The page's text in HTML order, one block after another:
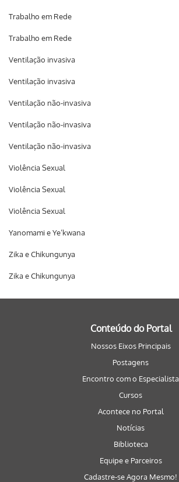
Trabalho em Rede
Trabalho em Rede
Ventilação invasiva
Ventilação invasiva
Ventilação não-invasiva
Ventilação não-invasiva
Ventilação não-invasiva
Violência Sexual
Violência Sexual
Violência Sexual
Yanomami e Ye’kwana
Zika e Chikungunya
Zika e Chikungunya
Conteúdo do Portal
Nossos Eixos Principais
Postagens
Encontro com o Especialista
Cursos
Acontece no Portal
Notícias
Biblioteca
Equipe e Parceiros
Cadastre-se Agora Mesmo!